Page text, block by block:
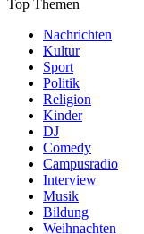
Top Themen
Nachrichten
Kultur
Sport
Politik
Religion
Kinder
DJ
Comedy
Campusradio
Interview
Musik
Bildung
Weihnachten